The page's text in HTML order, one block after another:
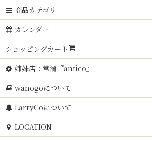
商品カテゴリ
カレンダー
ショッピングカート
姉妹店：常滑『antico』
wanogoについて
LarryCoについて
LOCATION